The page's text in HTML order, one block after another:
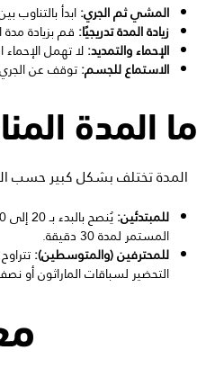
المشي ثم الجري:ابدأ
زيادة المدة تدريجيًا: قم بزيادة
الإحماء والتمديد:لا تهمل الإحماء
الاستماع للجسم:توقف عن
ما المدة
المدة تختلف بشكل كبير حسب
للمبتدئين:
المستمر لمدة 30 دقيقة.
للمحترفين (والمتوسطين):
التحضير لسباقات الماراثون أو